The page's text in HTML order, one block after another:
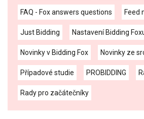
FAQ - Fox answers questions Feed
Just Bidding Nastavení Bidding
Novinky v Bidding Fox Novinky ze
Případové studie PROBIDDING
Rady pro začátečníky